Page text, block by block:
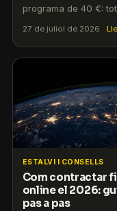
programa de 40 €:
les preguntes sobre
27 de juliol de 2026
ESTALVI I CONSELLS
Com contractar
online el 2026:
pas a pas